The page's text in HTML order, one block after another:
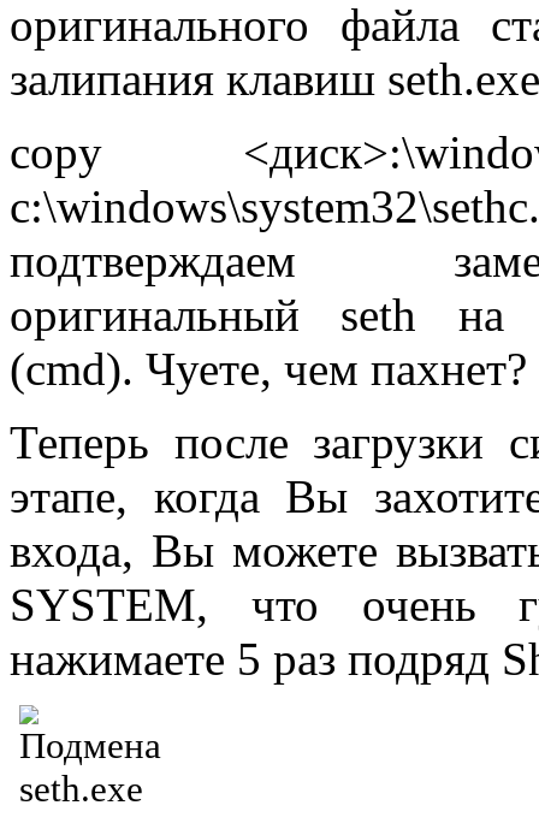
оригинального файла
залипания клавиш
copy
подтверждаем
оригинальный seth на
(cmd). Чуете, чем
Теперь после
этапе, когда Вы
входа, Вы можете
SYSTEM, что очень
нажимаете 5 раз подряд